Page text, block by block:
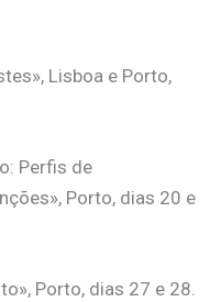
Lisboa e Porto,
Perfis de
Porto, dias 20 e
Porto, dias 27 e 28.